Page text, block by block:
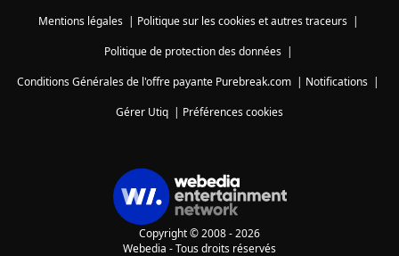
Mentions légales| Politique sur les cookies et autres traceurs|
Politique de protection des données|
Conditions Générales de l'offre payante Purebreak.com | Notifications |
Gérer Utiq | Préférences cookies
Copyright © 2008 - 2026
Webedia - Tous droits réservés